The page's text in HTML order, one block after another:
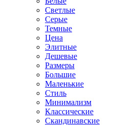
Светлые
Серые
Темные
Цена
Элитные
Дешевые
Размеры
Большие
Маленькие
Стиль
Минимализм
Классические
Скандинавские